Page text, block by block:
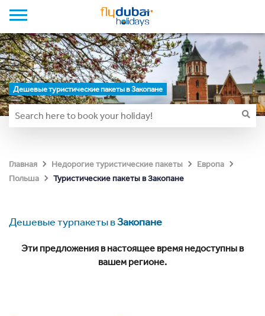
Дешевые туристические пакеты в Закопане
Главная Недорогие туристические пакеты
Европа
Польша
Туристические пакеты в Закопане
Дешевые турпакеты вЗакопане
Эти предложения в настоящее время недоступны в
вашем регионе.